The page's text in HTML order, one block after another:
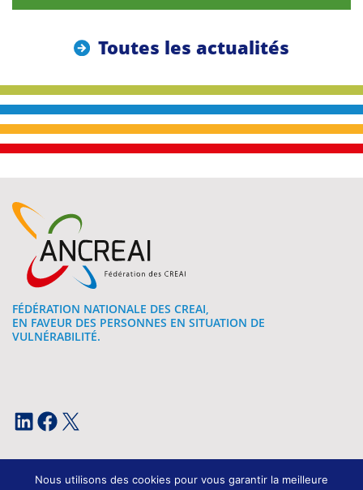
Toutes les actualités
FÉDÉRATION NATIONALE DES CREAI,
EN FAVEUR DES PERSONNES EN SITUATION DE
VULNÉRABILITÉ.
LinkedIn Facebook X
Nous utilisons des cookies pour vous garantir la meilleure